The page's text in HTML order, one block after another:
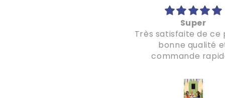
Super
Très satisfaite de ce
bonne qualité
commande